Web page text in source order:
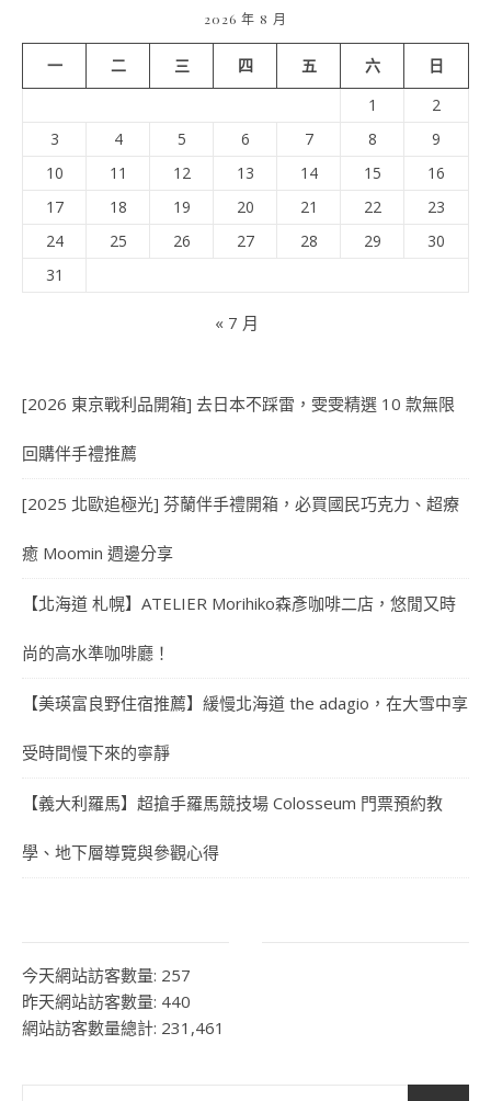
2026 年 8 月
一 二 三 四 五 六
日
1
2
3
4 5 6 7 8
9
10
11 12 13 14 15
16
17
18 19 20 21 22
23
24
25 26 27 28 29
30
31
« 7 月
[2026 東京戰利品開箱] 去日本不踩雷，雯雯精選 10 款無限
回購伴手禮推薦
[2025 北歐追極光] 芬蘭伴手禮開箱，必買國民巧克力、超療
癒 Moomin 週邊分享
【北海道 札幌】ATELIER Morihiko森彥咖啡二店，悠閒又時
尚的高水準咖啡廳！
【美瑛富良野住宿推薦】緩慢北海道 the adagio，在大雪中享
受時間慢下來的寧靜
【義大利羅馬】超搶手羅馬競技場 Colosseum 門票預約教
學、地下層導覽與參觀心得
今天網站訪客數量: 257
昨天網站訪客數量: 440
網站訪客數量總計: 231,461